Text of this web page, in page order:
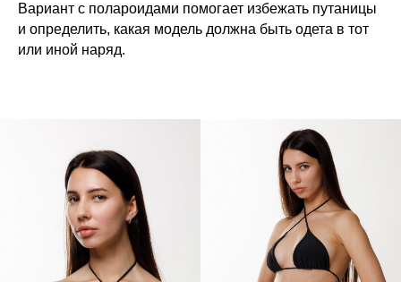
Вариант с полароидами помогает избежать путаницы
и определить, какая модель должна быть одета в тот
или иной наряд.